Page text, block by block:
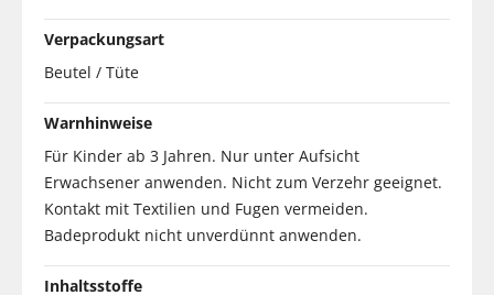
Verpackungsart
Beutel / Tüte
Warnhinweise
Für Kinder ab 3 Jahren. Nur unter Aufsicht
Erwachsener anwenden. Nicht zum Verzehr geeignet.
Kontakt mit Textilien und Fugen vermeiden.
Badeprodukt nicht unverdünnt anwenden.
Inhaltsstoffe